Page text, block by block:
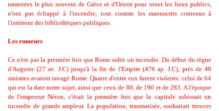
ramenées le plus souvent de Grèce et d'Orient pour orner les lieux publics,
n'ont pas échappé à l'incendie, tout comme les manuscrits contenus à
l'intérieur des bibliothèques publiques.
Les rumeurs
Ce n'est pas la première fois que Rome subit un incendie. Du début du règne
d'Auguste (27 av. J.C) jusqu'à la fin de l'Empire (476 ap. J.C), près de 40
sinistres avaient ravagé Rome. Quatre d'entre eux furent violents: celui de 64
qui est la date notre sujet, ainsi que ceux de 80, de 190 et de 283. A l'époque
de l'empereur Néron, c'était la première fois que la capitale subissait un
incendie de grande ampleur. La population, traumatisée, souhaitait trouver